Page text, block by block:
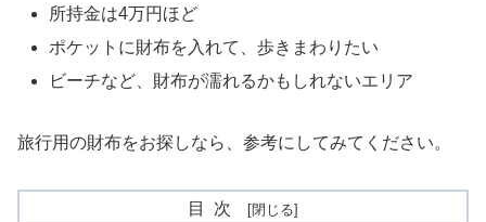
所持金は4万円ほど
ポケットに財布を入れて、歩きまわりたい
ビーチなど、財布が濡れるかもしれないエリア
旅行用の財布をお探しなら、参考にしてみてください。
目次